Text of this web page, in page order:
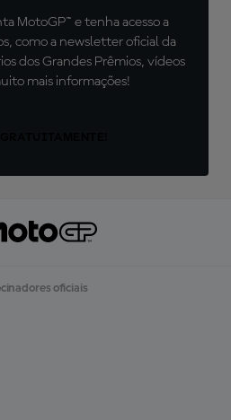
MotoGP™ e tenha acesso a
como a newsletter oficial da
dos Grandes Prêmios, vídeos
mais informações!
oficiais